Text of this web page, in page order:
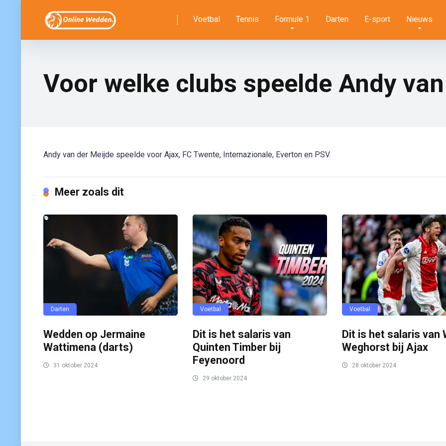
Voetbal Tennis Formule 1 Darten E-sport Nieuws
Voor welke clubs speelde Andy
Andy van der Meijde speelde voor Ajax, FC Twente, Internazionale, Everton en PSV.
Meer zoals dit
Darten
Wedden op Jermaine
Wattimena (darts)
31 oktober 2024
Voetbal
Dit is het salaris van
Quinten Timber bij
Feyenoord
29 oktober 2024
Voetbal
Dit is het salaris van
Weghorst bij Ajax
28 oktober 2024